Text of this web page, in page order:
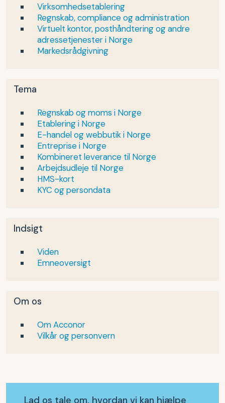
Virksomhedsetablering
Regnskab, compliance og administration
Virtuelt kontor, posthåndtering og andre
adressetjenester i Norge
Markedsrådgivning
Tema
Regnskab og moms i Norge
Etablering i Norge
E-handel og webbutik i Norge
Entreprise i Norge
Kombineret leverance til Norge
Arbejdsudleje til Norge
HMS-kort
KYC og persondata
Indsigt
Viden
Emneoversigt
Om os
Om Acconor
Vilkår og personvern
Lad os tale om, hvordan vi kan hjælpe